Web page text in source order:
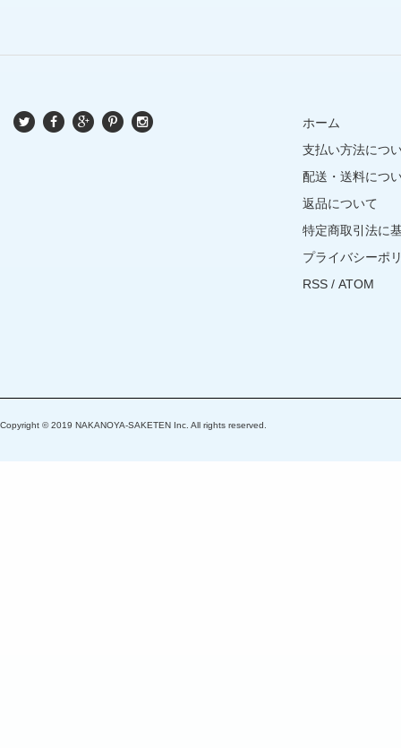
ホーム
支払い方法につ
配送・送料につ
返品について
特定商取引法に
プライバシーポ
RSS / ATOM
Copyright © 2019 NAKANOYA-SAKETEN Inc. All rights reserved.